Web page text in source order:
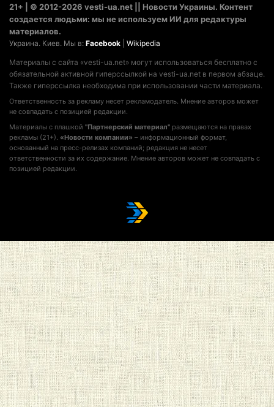
21+ | © 2012-2026 vesti-ua.net || Новости Украины. Контент
создается людьми: мы не используем ИИ для редактуры
материалов.
Украина. Киев. Мы в: Facebook Wikipedia
Материалы с сайта «vesti-ua.net» могут использоваться бесплатно с
обязательной активной гиперссылкой на vesti-ua.net в первом абзаце.
Также гиперссылка необходима при использовании части материала.
Ответственность за рекламу несет рекламодатель. Мнение авторов может
не совпадать с позицией редакции.
Материалы с плашкой "Партнерский материал" размещаются на правах
рекламы (21+). «Новости компании» – информационный формат,
основанный на пресс-релизах компаний; редакция не несет
ответственности за их содержание. Мнение авторов может не совпадать с
позицией редакции.